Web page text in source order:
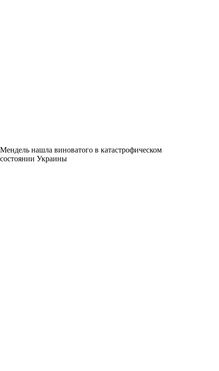
Мендель нашла виноватого в катастрофическом
состоянии Украины